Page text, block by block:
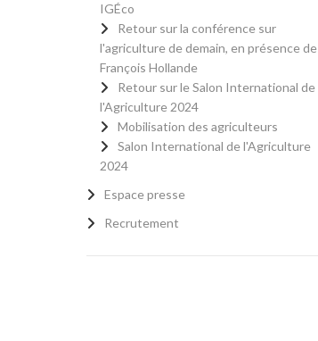
IGÉco
Retour sur la conférence sur
l'agriculture de demain, en présence de
François Hollande
Retour sur le Salon International de
l'Agriculture 2024
Mobilisation des agriculteurs
Salon International de l'Agriculture
2024
Espace presse
Recrutement